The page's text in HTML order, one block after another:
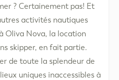
? Certainement pas! Et
activités nautiques
Oliva Nova, la location
skipper, en fait partie.
de toute la splendeur de
uniques inaccessibles à